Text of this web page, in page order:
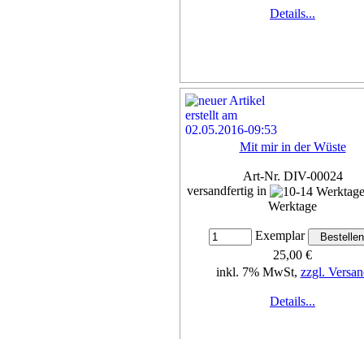
Details...
Mit mir in der Wüste
Art-Nr. DIV-00024
versandfertig in
Werktage
Exemplar
25,00 €
inkl. 7% MwSt, zzgl.
Details...